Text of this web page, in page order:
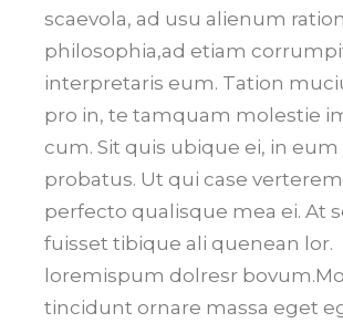
scaevola, ad usu alienum
philosophia,ad etiam
interpretaris eum. Tation
pro in, te tamquam molestie
cum. Sit quis ubique ei, in
probatus. Ut qui case
perfecto qualisque mea ei. At
fuisset tibique ali quenean lor.
loremispum dolresr
tincidunt ornare massa eget